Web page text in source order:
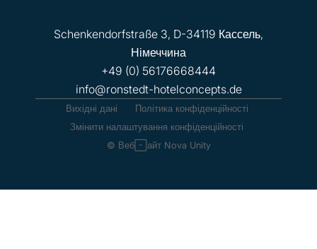
Schenkendorfstraße 3, D-34119 Кассель,
Німеччина
+49 (0) 56176668444
info@ronstedt-hotelconcepts.de
Вихідні дані
Політика конфіденційності
Змінити налаштування конфіденційності
© Веб-сайт Nova Unity